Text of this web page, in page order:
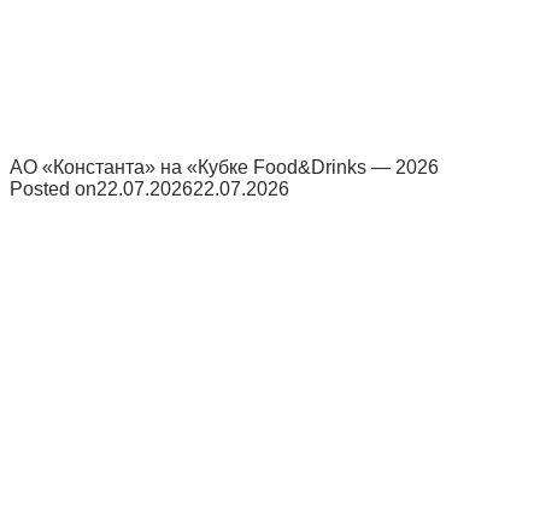
АО «Константа» на «Кубке Food&Drinks — 2026
Posted on22.07.202622.07.2026